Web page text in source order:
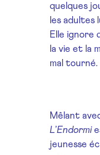
quelques
les adultes
Elle ignore
la vie et la
mal tourné.
Mêlant
L’Endormi
jeunesse